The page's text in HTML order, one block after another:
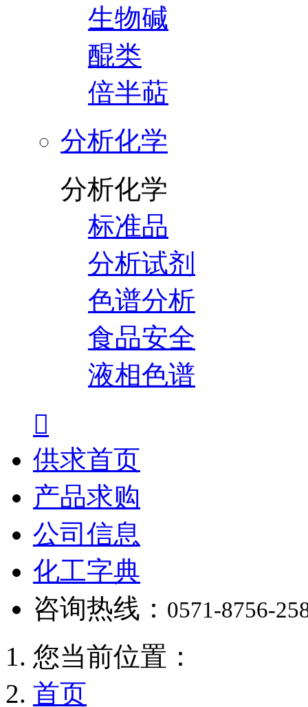
生物碱
醌类
倍半萜
分析化学
分析化学
标准品
分析试剂
色谱分析
食品安全
液相色谱

供求首页
产品求购
公司信息
化工字典
咨询热线： 0571-8756-
您当前位置：
首页